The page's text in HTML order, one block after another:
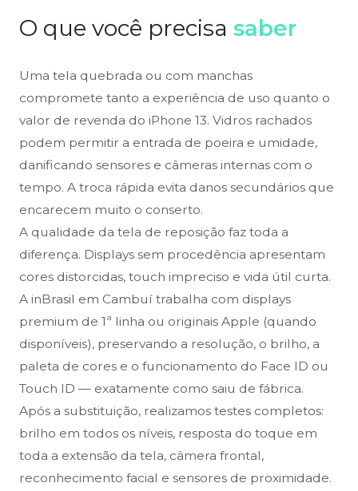
O que você precisa saber
Uma tela quebrada ou com manchas
compromete tanto a experiência de uso quanto o
valor de revenda do iPhone 13. Vidros rachados
podem permitir a entrada de poeira e umidade,
danificando sensores e câmeras internas com o
tempo. A troca rápida evita danos secundários que
encarecem muito o conserto.
A qualidade da tela de reposição faz toda a
diferença. Displays sem procedência apresentam
cores distorcidas, touch impreciso e vida útil curta.
A inBrasil em Cambuí trabalha com displays
premium de 1ª linha ou originais Apple (quando
disponíveis), preservando a resolução, o brilho, a
paleta de cores e o funcionamento do Face ID ou
Touch ID — exatamente como saiu de fábrica.
Após a substituição, realizamos testes completos:
brilho em todos os níveis, resposta do toque em
toda a extensão da tela, câmera frontal,
reconhecimento facial e sensores de proximidade.